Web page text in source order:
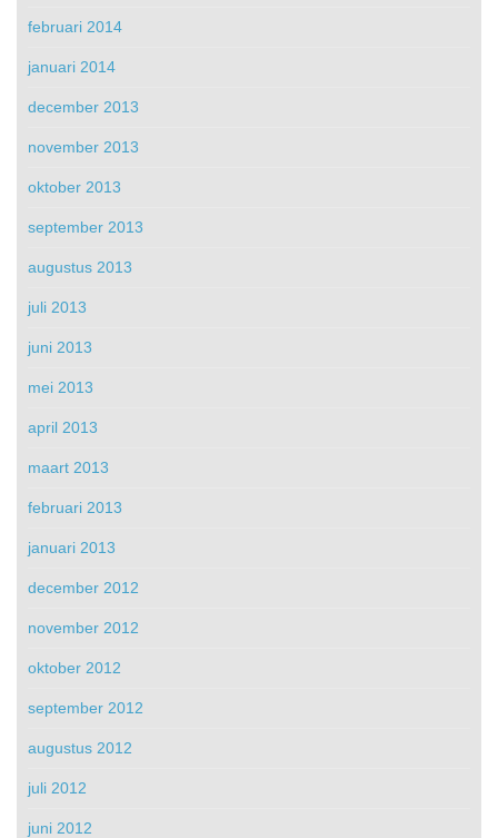
februari 2014
januari 2014
december 2013
november 2013
oktober 2013
september 2013
augustus 2013
juli 2013
juni 2013
mei 2013
april 2013
maart 2013
februari 2013
januari 2013
december 2012
november 2012
oktober 2012
september 2012
augustus 2012
juli 2012
juni 2012